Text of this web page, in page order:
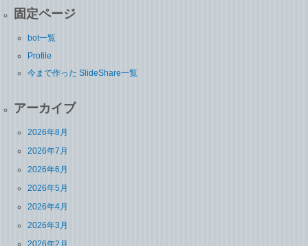
固定ページ
bot一覧
Profile
今まで作った SlideShare一覧
アーカイブ
2026年8月
2026年7月
2026年6月
2026年5月
2026年4月
2026年3月
2026年2月